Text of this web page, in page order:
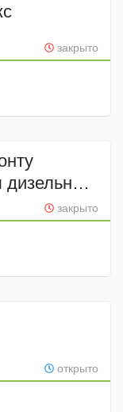
закрыто
закрыто
открыто